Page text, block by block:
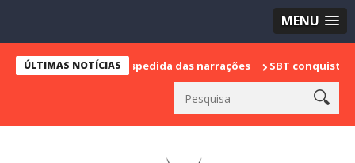
MENU
ÚLTIMAS NOTÍCIAS
marca sua despedida das narrações SBT conquista a vice